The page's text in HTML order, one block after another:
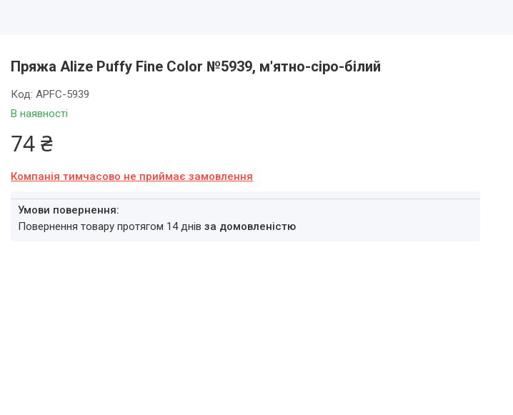
Пряжа Alize Puffy Fine Color №5939, м'ятно-сіро-білий
В наявності
Код:APFC-5939
74 ₴
Компанія тимчасово не приймає замовлення
повернення товару протягом 14 днівза домовленістю